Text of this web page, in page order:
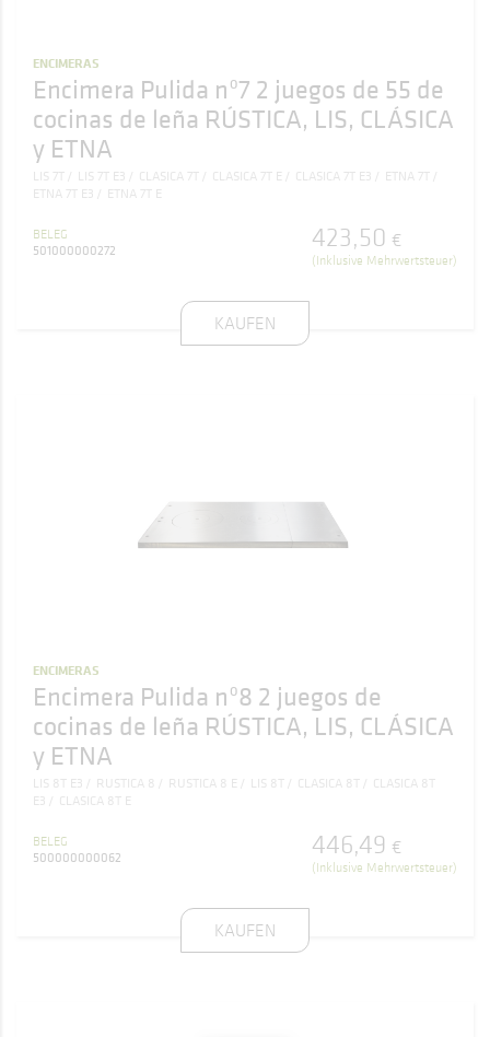
ENCIMERAS
Encimera Pulida nº7 2 juegos de 55 de
cocinas de leña RÚSTICA, LIS, CLÁSICA
y ETNA
LIS 7T LIS 7T E3 CLASICA 7T CLASICA 7T E CLASICA 7T E3
ETNA 7T
ETNA 7T E3
ETNA 7T E
BELEG
501000000272
423,50 €
(Inklusive Mehrwertsteuer)
KAUFEN
ENCIMERAS
Encimera Pulida nº8 2 juegos de
cocinas de leña RÚSTICA, LIS, CLÁSICA
y ETNA
LIS 8T E3 RUSTICA 8 RUSTICA 8 E LIS 8T CLASICA 8T
CLASICA 8T
E3
CLASICA 8T E
BELEG
500000000062
446,49 €
(Inklusive Mehrwertsteuer)
KAUFEN